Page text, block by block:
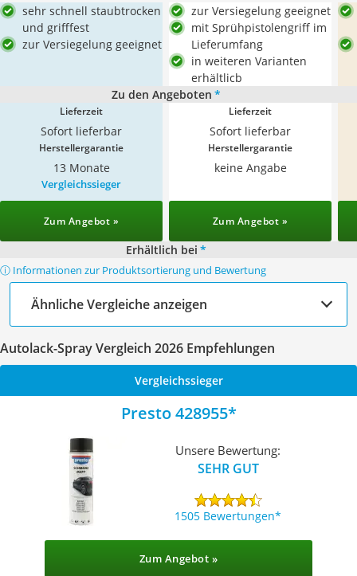
sehr schnell staubtrocken
und grifffest
zur Versiegelung geeignet
zur Versiegelung geeignet
mit Sprühpistolengriff im
Lieferumfang
in weiteren Varianten
erhältlicb
Zu den Angeboten *
Lieferzeit
Sofort lieferbar
Lieferzeit
Sofort lieferbar
Herstellergarantie
13 Monate
Herstellergarantie
keine Angabe
Vergleichssieger
Zum Angebot » Zum Angebot »
Erhältlich bei *
ⓘ Informationen zur Produktsortierung und Bewertung
Ähnliche Vergleiche anzeigen
Autolack-Spray Vergleich 2026 Empfehlungen
Vergleichssieger
Presto 428955
Unsere Bewertung:
SEHR GUT
1505 Bewertungen
Zum Angebot »